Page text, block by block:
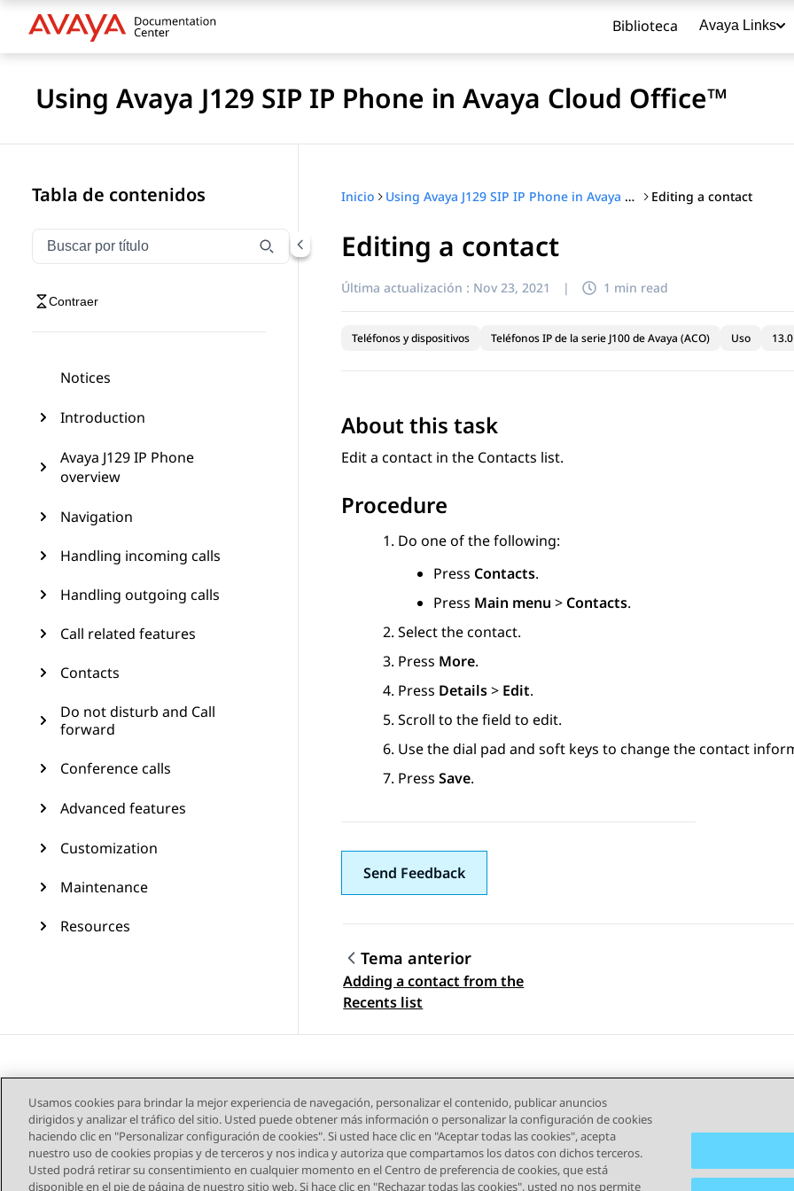
Biblioteca Avaya Links
Using Avaya J129 SIP IP Phone in Avaya Cloud Office™
Tabla de contenidos
Filtrar navegación por título
Escriba para filtrar los elementos de navegación por título
Contraer
Notices
Introduction
Avaya J129 IP Phone
overview
Navigation
Handling incoming calls
Handling outgoing calls
Call related features
Contacts
Do not disturb and Call
forward
Conference calls
Advanced features
Customization
Maintenance
Resources
Inicio Using Avaya J129 SIP IP Phone in Avaya Cloud Office™ Editing a contact
Editing a contact
Última actualización : Nov 23, 2021 | 1 min read
Teléfonos y dispositivos Teléfonos IP de la serie J100 de Avaya (ACO) Uso 13.0
About this task
Edit a contact in the Contacts list.
Procedure
Do one of the following:
Press Contacts.
Press Main menu > Contacts.
Select the contact.
Press More.
Press Details> Edit.
Scroll to the field to edit.
Use the dial pad and soft keys to change the contact
Press Save.
Send Feedback
Navegación de tema
Tema anterior
Adding a contact from the
Recents list
Mapa del sitio Condiciones de Uso Privacidad Política de Cookies Marcas
Usamos cookies para brindar la mejor experiencia de navegación, personalizar el contenido, publicar anuncios
dirigidos y analizar el tráfico del sitio. Usted puede obtener más información o personalizar la configuración de cookies
haciendo clic en "Personalizar configuración de cookies". Si usted hace clic en "Aceptar todas las cookies", acepta
nuestro uso de cookies propias y de terceros y nos indica y autoriza que compartamos los datos con dichos terceros.
Usted podrá retirar su consentimiento en cualquier momento en el Centro de preferencia de cookies, que está
disponible en el pie de página de nuestro sitio web. Si hace clic en "Rechazar todas las cookies", usted no nos permite